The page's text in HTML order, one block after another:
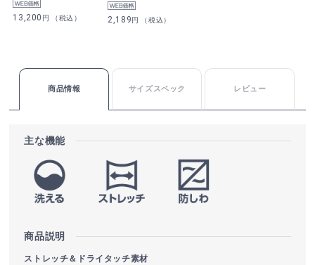
13,200 円 （税込） 2,189円 （税込）
商品情報 サイズスペック レビュー
主な機能
商品説明
ストレッチ＆ドライタッチ素材